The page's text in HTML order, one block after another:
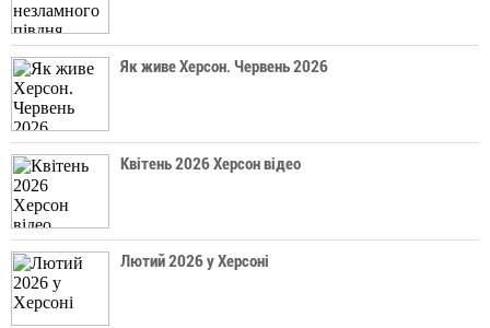
Як живе Херсон. Червень 2026
Квітень 2026 Херсон відео
Лютий 2026 у Херсоні